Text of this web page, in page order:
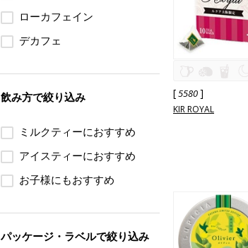
[5580]
KIR ROYAL
ローカフェイン
デカフェ
飲み方で絞り込み
ミルクティーにおすすめ
アイスティーにおすすめ
お子様にもおすすめ
パッケージ・ラベルで絞り込み